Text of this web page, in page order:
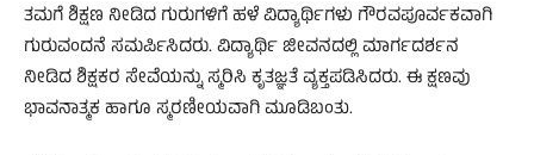
ತಮಗೆ ಶಿಕ್ಷಣ ನೀಡಿದ ಗುರುಗಳಿಗೆ ಹಳೆ ವಿದ್ಯಾರ್ಥಿಗಳು ಗೌರವಪೂರ್ವಕವಾಗಿ
ಗುರುವಂದನೆ ಸಮರ್ಪಿಸಿದರು. ವಿದ್ಯಾರ್ಥಿ ಜೀವನದಲ್ಲಿ ಮಾರ್ಗದರ್ಶನ
ನೀಡಿದ ಶಿಕ್ಷಕರ ಸೇವೆಯನ್ನು ಸ್ಮರಿಸಿ ಕೃತಜ್ಞತೆ ವ್ಯಕ್ತಪಡಿಸಿದರು. ಈ ಕ್ಷಣವು
ಭಾವನಾತ್ಮಕ ಹಾಗೂ ಸ್ಮರಣೀಯವಾಗಿ ಮೂಡಿಬಂತು.